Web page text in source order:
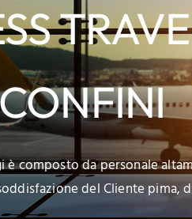
è composto da personale
del Cliente pima,